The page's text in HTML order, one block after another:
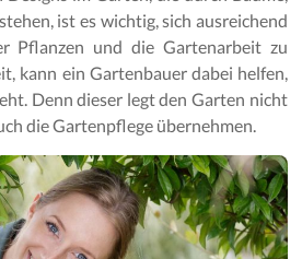
ist es wichtig, sich ausreichend
Pflanzen und die Gartenarbeit zu
kann ein Gartenbauer dabei helfen,
Denn dieser legt den Garten nicht
die Gartenpflege übernehmen.